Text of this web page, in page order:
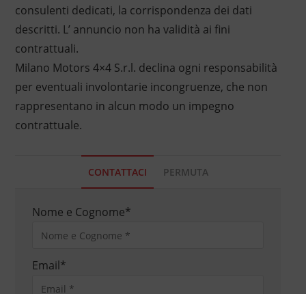
consulenti dedicati, la corrispondenza dei dati
descritti. L’ annuncio non ha validità ai fini
contrattuali.
Milano Motors 4×4 S.r.l. declina ogni responsabilità
per eventuali involontarie incongruenze, che non
rappresentano in alcun modo un impegno
contrattuale.
CONTATTACI PERMUTA
Nome e Cognome*
Email*